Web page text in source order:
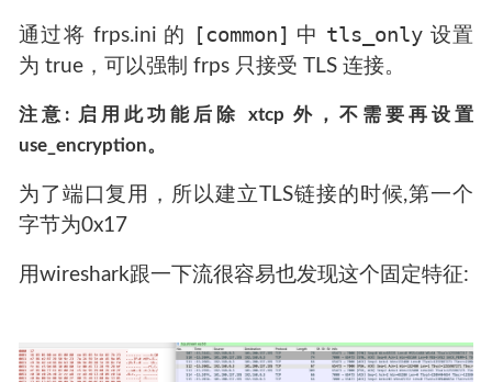
通过将 frps.ini 的 [common] 中 tls_only 设置
为 true，可以强制 frps 只接受 TLS 连接。
注意: 启用此功能后除 xtcp 外，不需要再设置
use_encryption。
为了端口复用，所以建立TLS链接的时候,第一个
字节为0x17
用wireshark跟一下流很容易也发现这个固定特征: